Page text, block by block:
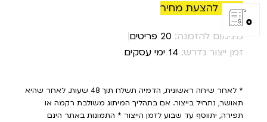
0
הוסף להצעת מחיר
מינימום להזמנה: 20 פריטים
זמן ייצור נדרש: 14 ימי עסקים
* לאחר שיחה ראשונית, הדמיה תשלח תוך 48 שעות. לאחר שהיא
תאושר, נתחיל בייצור. אם בתהליך המיתוג משולבת רקמה או
תפירה, יתווסף עד שבוע לזמן הייצור * התמונות באתר הינם